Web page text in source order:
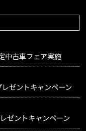
中古車フェア実施
ゼントキャンペーン
ゼントキャンペーン